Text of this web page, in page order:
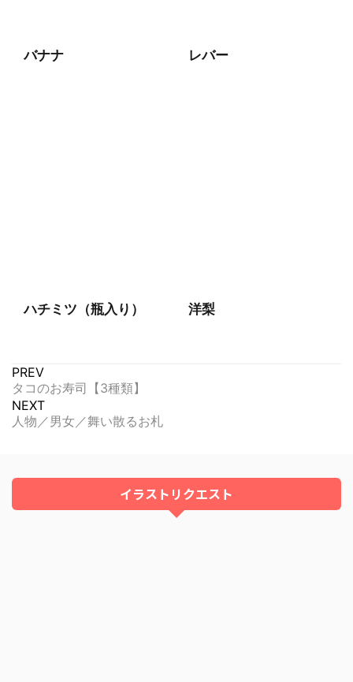
バナナ レバー
ハチミツ（瓶入り） 洋梨
PREV
タコのお寿司【3種類】
NEXT
人物／男女／舞い散るお札
イラストリクエスト